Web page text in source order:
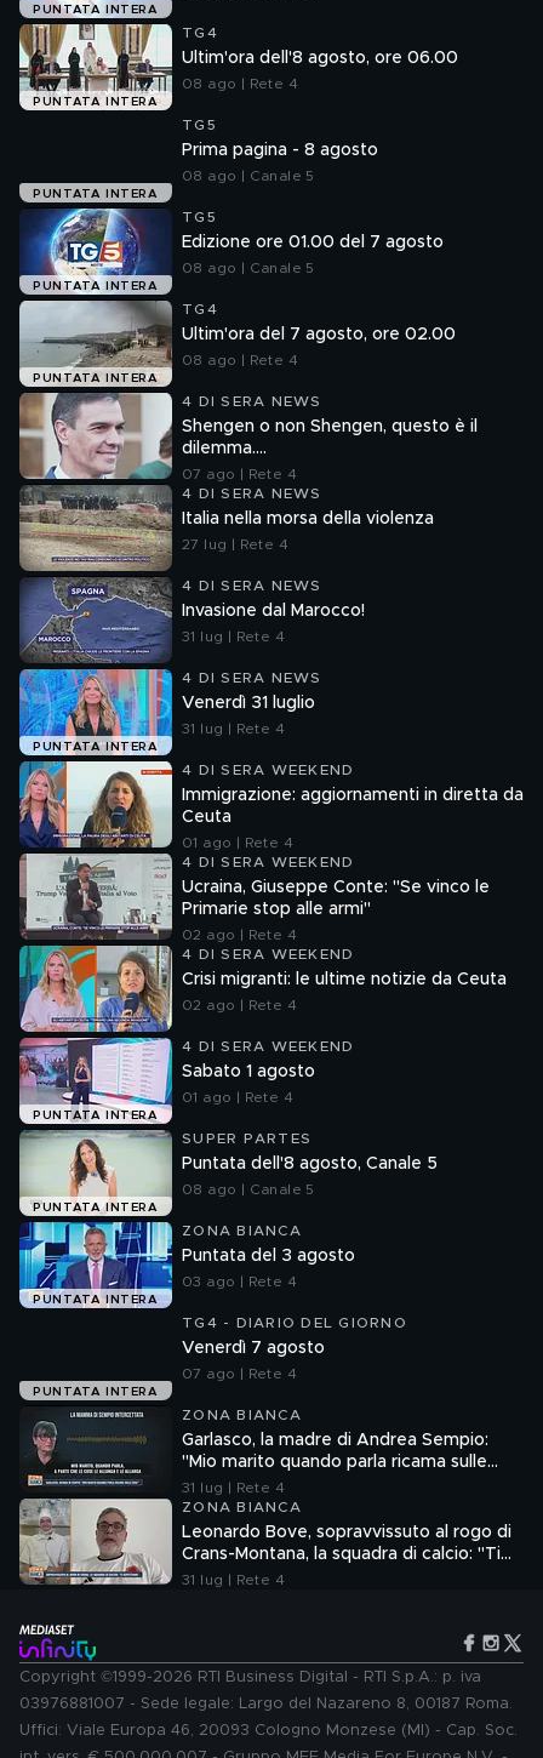
PUNTATA INTERA
PUNTATA INTERA
TG4
Ultim'ora dell'8 agosto, ore 06.00
08 ago | Rete 4
PUNTATA INTERA
TG5
Prima pagina - 8 agosto
08 ago | Canale 5
PUNTATA INTERA
TG5
Edizione ore 01.00 del 7 agosto
08 ago | Canale 5
PUNTATA INTERA
TG4
Ultim'ora del 7 agosto, ore 02.00
08 ago | Rete 4
4 DI SERA NEWS
Shengen o non Shengen, questo è il
dilemma....
07 ago | Rete 4
4 DI SERA NEWS
Italia nella morsa della violenza
27 lug | Rete 4
4 DI SERA NEWS
Invasione dal Marocco!
31 lug | Rete 4
PUNTATA INTERA
4 DI SERA NEWS
Venerdì 31 luglio
31 lug | Rete 4
4 DI SERA WEEKEND
Immigrazione: aggiornamenti in diretta da
Ceuta
01 ago | Rete 4
4 DI SERA WEEKEND
Ucraina, Giuseppe Conte: "Se vinco le
Primarie stop alle armi"
02 ago | Rete 4
4 DI SERA WEEKEND
Crisi migranti: le ultime notizie da Ceuta
02 ago | Rete 4
PUNTATA INTERA
4 DI SERA WEEKEND
Sabato 1 agosto
01 ago | Rete 4
PUNTATA INTERA
SUPER PARTES
Puntata dell'8 agosto, Canale 5
08 ago | Canale 5
PUNTATA INTERA
ZONA BIANCA
Puntata del 3 agosto
03 ago | Rete 4
PUNTATA INTERA
TG4 - DIARIO DEL GIORNO
Venerdì 7 agosto
07 ago | Rete 4
ZONA BIANCA
Garlasco, la madre di Andrea Sempio:
"Mio marito quando parla ricama sulle
cose"
31 lug | Rete 4
ZONA BIANCA
Leonardo Bove, sopravvissuto al rogo di
Crans-Montana, la squadra di calcio: "Ti
aspettiamo"
31 lug | Rete 4
Copyright ©1999-2026 RTI Business Digital - RTI S.p.A.: p. iva
03976881007 - Sede legale: Largo del Nazareno 8, 00187 Roma.
Uffici: Viale Europa 46, 20093 Cologno Monzese (MI) - Cap. Soc.